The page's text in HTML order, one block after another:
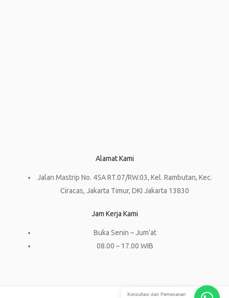
Alamat Kami
Jalan Mastrip No. 45A RT.07/RW.03, Kel. Rambutan, Kec.
Ciracas, Jakarta Timur, DKI Jakarta 13830
Jam Kerja Kami
Buka Senin – Jum’at
08.00 – 17.00 WIB
Konsultasi dan Pemesanan